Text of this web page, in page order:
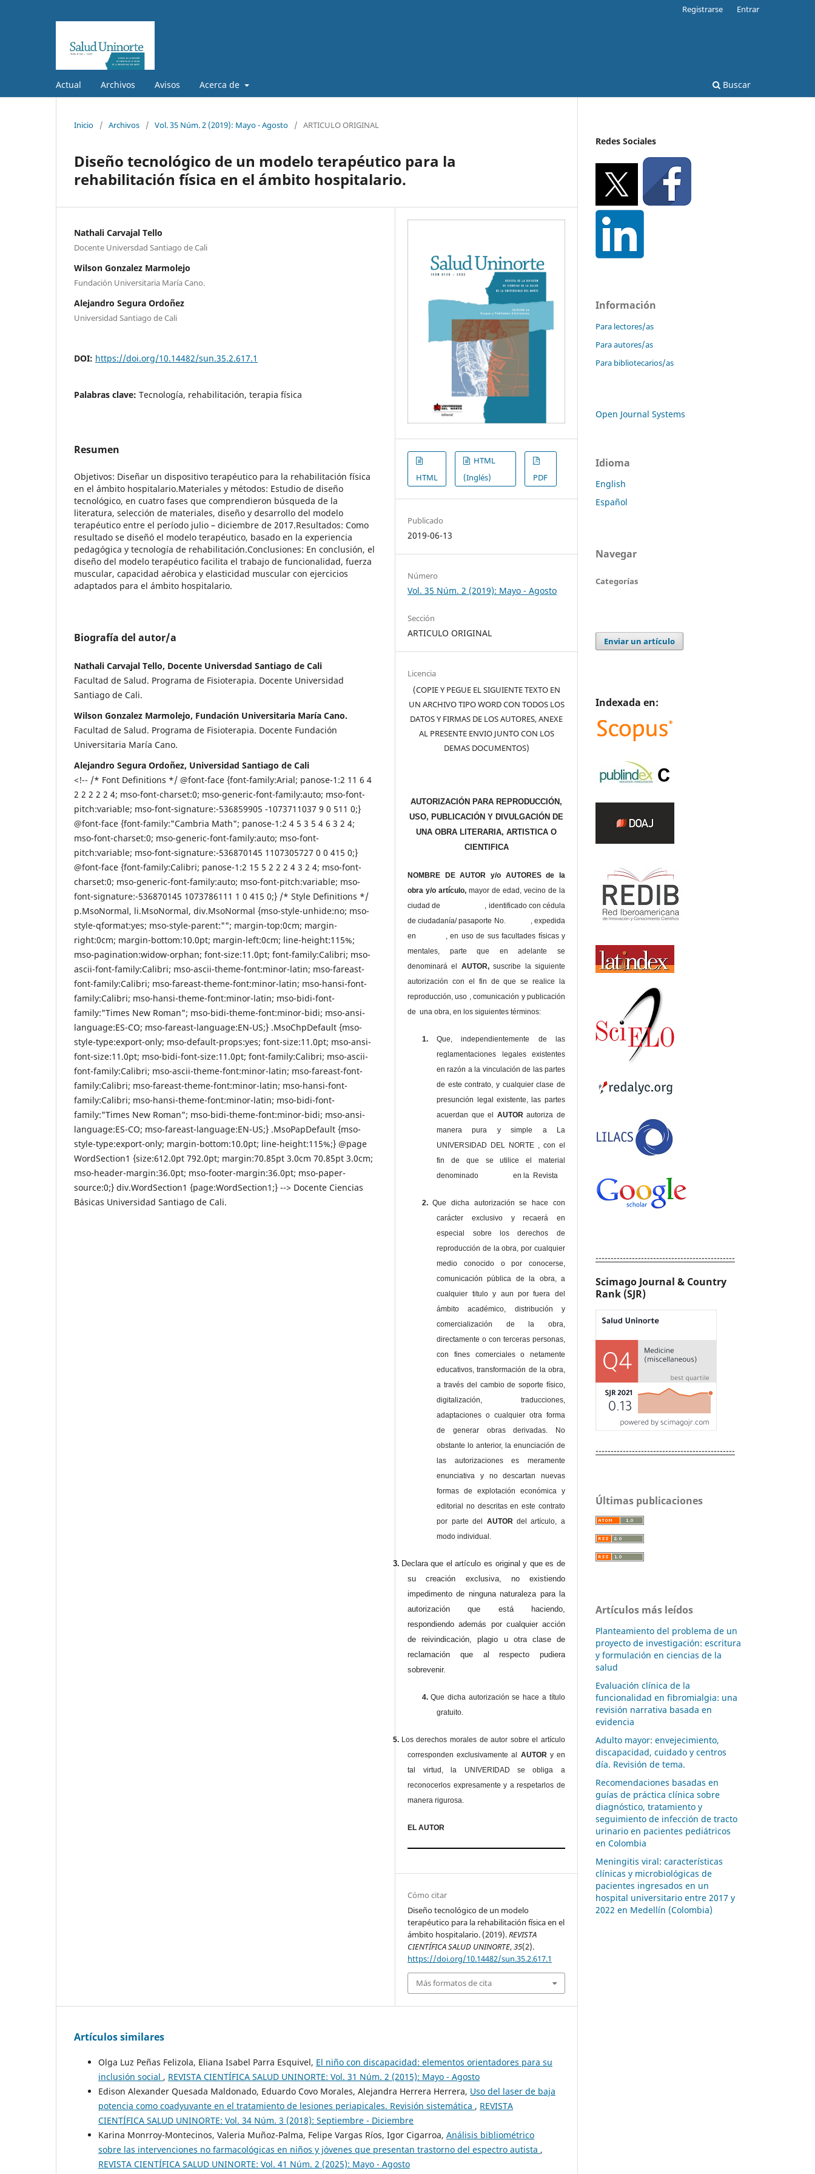
Actual Archivos Avisos Acerca de Buscar
Registrarse Entrar
Inicio / Archivos / Vol. 35 Núm. 2 (2019): Mayo - Agosto / ARTICULO ORIGINAL
Diseño tecnológico de un modelo terapéutico para la
rehabilitación física en el ámbito hospitalario.
Nathali Carvajal Tello
Docente Universdad Santiago de Cali
Wilson Gonzalez Marmolejo
Fundación Universitaria María Cano.
Alejandro Segura Ordoñez
Universidad Santiago de Cali
DOI: https://doi.org/10.14482/sun.35.2.617.1
Palabras clave: Tecnología, rehabilitación, terapia física
Resumen
Objetivos: Diseñar un dispositivo terapéutico para la rehabilitación física
en el ámbito hospitalario.Materiales y métodos: Estudio de diseño
tecnológico, en cuatro fases que comprendieron búsqueda de la
literatura, selección de materiales, diseño y desarrollo del modelo
terapéutico entre el período julio – diciembre de 2017.Resultados: Como
resultado se diseñó el modelo terapéutico, basado en la experiencia
pedagógica y tecnología de rehabilitación.Conclusiones: En conclusión, el
diseño del modelo terapéutico facilita el trabajo de funcionalidad, fuerza
muscular, capacidad aérobica y elasticidad muscular con ejercicios
adaptados para el ámbito hospitalario.
Biografía del autor/a
Nathali Carvajal Tello, Docente Universdad Santiago de Cali
Facultad de Salud. Programa de Fisioterapia. Docente Universidad
Santiago de Cali.
Wilson Gonzalez Marmolejo, Fundación Universitaria María Cano.
Facultad de Salud. Programa de Fisioterapia. Docente Fundación
Universitaria María Cano.
Alejandro Segura Ordoñez, Universidad Santiago de Cali
<!-- /* Font Definitions */ @font-face {font-family:Arial; panose-1:2 11 6 4
2 2 2 2 2 4; mso-font-charset:0; mso-generic-font-family:auto; mso-font-
pitch:variable; mso-font-signature:-536859905 -1073711037 9 0 511 0;}
@font-face {font-family:"Cambria Math"; panose-1:2 4 5 3 5 4 6 3 2 4;
mso-font-charset:0; mso-generic-font-family:auto; mso-font-
pitch:variable; mso-font-signature:-536870145 1107305727 0 0 415 0;}
@font-face {font-family:Calibri; panose-1:2 15 5 2 2 2 4 3 2 4; mso-font-
charset:0; mso-generic-font-family:auto; mso-font-pitch:variable; mso-
font-signature:-536870145 1073786111 1 0 415 0;} /* Style Definitions */
p.MsoNormal, li.MsoNormal, div.MsoNormal {mso-style-unhide:no; mso-
style-qformat:yes; mso-style-parent:""; margin-top:0cm; margin-
right:0cm; margin-bottom:10.0pt; margin-left:0cm; line-height:115%;
mso-pagination:widow-orphan; font-size:11.0pt; font-family:Calibri; mso-
ascii-font-family:Calibri; mso-ascii-theme-font:minor-latin; mso-fareast-
font-family:Calibri; mso-fareast-theme-font:minor-latin; mso-hansi-font-
family:Calibri; mso-hansi-theme-font:minor-latin; mso-bidi-font-
family:"Times New Roman"; mso-bidi-theme-font:minor-bidi; mso-ansi-
language:ES-CO; mso-fareast-language:EN-US;} .MsoChpDefault {mso-
style-type:export-only; mso-default-props:yes; font-size:11.0pt; mso-ansi-
font-size:11.0pt; mso-bidi-font-size:11.0pt; font-family:Calibri; mso-ascii-
font-family:Calibri; mso-ascii-theme-font:minor-latin; mso-fareast-font-
family:Calibri; mso-fareast-theme-font:minor-latin; mso-hansi-font-
family:Calibri; mso-hansi-theme-font:minor-latin; mso-bidi-font-
family:"Times New Roman"; mso-bidi-theme-font:minor-bidi; mso-ansi-
language:ES-CO; mso-fareast-language:EN-US;} .MsoPapDefault {mso-
style-type:export-only; margin-bottom:10.0pt; line-height:115%;} @page
WordSection1 {size:612.0pt 792.0pt; margin:70.85pt 3.0cm 70.85pt 3.0cm;
mso-header-margin:36.0pt; mso-footer-margin:36.0pt; mso-paper-
source:0;} div.WordSection1 {page:WordSection1;} --> Docente Ciencias
Básicas Universidad Santiago de Cali.
HTML
HTML
(Inglés)
PDF
Publicado
2019-06-13
Número
Vol. 35 Núm. 2 (2019): Mayo - Agosto
Sección
ARTICULO ORIGINAL
Licencia
(COPIE Y PEGUE EL SIGUIENTE TEXTO EN
UN ARCHIVO TIPO WORD CON TODOS LOS
DATOS Y FIRMAS DE LOS AUTORES, ANEXE
AL PRESENTE ENVIO JUNTO CON LOS
DEMAS DOCUMENTOS)
AUTORIZACIÓN PARA REPRODUCCIÓN,
USO, PUBLICACIÓN Y DIVULGACIÓN DE
UNA OBRA LITERARIA, ARTISTICA O
CIENTIFICA
NOMBRE DE AUTOR y/o AUTORES de la
obra y/o artículo,mayor de edad, vecino de la
ciudad de , identificado con cédula
de ciudadanía/ pasaporte No. , expedida
en , en uso de sus facultades físicas y
mentales, parte que en adelante se
denominará el AUTOR,suscribe la siguiente
autorización con el fin de que se realice la
reproducción, uso , comunicación y publicación
de una obra, en los siguientes términos:
1.
Que, independientemente de las
reglamentaciones legales existentes
en razón a la vinculación de las partes
de este contrato, y cualquier clase de
presunción legal existente, las partes
acuerdan que el AUTORautoriza de
manera pura y simple a La
UNIVERSIDAD DEL NORTE , con el
fin de que se utilice el material
denominado en la Revista
2. Que dicha autorización se hace con
carácter exclusivo y recaerá en
especial sobre los derechos de
reproducción de la obra, por cualquier
medio conocido o por conocerse,
comunicación pública de la obra, a
cualquier titulo y aun por fuera del
ámbito académico, distribución y
comercialización de la obra,
directamente o con terceras personas,
con fines comerciales o netamente
educativos, transformación de la obra,
a través del cambio de soporte físico,
digitalización, traducciones,
adaptaciones o cualquier otra forma
de generar obras derivadas. No
obstante lo anterior, la enunciación de
las autorizaciones es meramente
enunciativa y no descartan nuevas
formas de explotación económica y
editorial no descritas en este contrato
por parte del AUTOR del artículo, a
modo individual.
3. Declara que el artículo es original y que es de
su creación exclusiva, no existiendo
impedimento de ninguna naturaleza para la
autorización que está haciendo,
respondiendo además por cualquier acción
de reivindicación, plagio u otra clase de
reclamación que al respecto pudiera
sobrevenir.
4. Que dicha autorización se hace a título
gratuito.
5. Los derechos morales de autor sobre el artículo
corresponden exclusivamente al AUTOR y en
tal virtud, la UNIVERIDAD se obliga a
reconocerlos expresamente y a respetarlos de
manera rigurosa.
EL AUTOR
Cómo citar
Diseño tecnológico de un modelo
terapéutico para la rehabilitación física en el
ámbito hospitalario. (2019).REVISTA
CIENTÍFICA SALUD UNINORTE,35(2).
https://doi.org/10.14482/sun.35.2.617.1
Más formatos de cita
Artículos similares
Olga Luz Peñas Felizola, Eliana Isabel Parra Esquivel, El niño con discapacidad: elementos orientadores para su
inclusión social , REVISTA CIENTÍFICA SALUD UNINORTE: Vol. 31 Núm. 2 (2015): Mayo - Agosto
Edison Alexander Quesada Maldonado, Eduardo Covo Morales, Alejandra Herrera Herrera, Uso del laser de baja
potencia como coadyuvante en el tratamiento de lesiones periapicales. Revisión sistemática , REVISTA
CIENTÍFICA SALUD UNINORTE: Vol. 34 Núm. 3 (2018): Septiembre - Diciembre
Karina Monrroy-Montecinos, Valeria Muñoz-Palma, Felipe Vargas Ríos, Igor Cigarroa, Análisis bibliométrico
sobre las intervenciones no farmacológicas en niños y jóvenes que presentan trastorno del espectro autista ,
REVISTA CIENTÍFICA SALUD UNINORTE: Vol. 41 Núm. 2 (2025): Mayo - Agosto
Redes Sociales
Información
Para lectores/as
Para autores/as
Para bibliotecarios/as
Open Journal Systems
Idioma
English
Español
Navegar
Categorías
Enviar un artículo
Indexada en:
----------------------------------------------
Scimago Journal & Country
Rank (SJR)
----------------------------------------------
Últimas publicaciones
Artículos más leídos
Planteamiento del problema de un
proyecto de investigación: escritura
y formulación en ciencias de la
salud
Evaluación clínica de la
funcionalidad en fibromialgia: una
revisión narrativa basada en
evidencia
Adulto mayor: envejecimiento,
discapacidad, cuidado y centros
día. Revisión de tema.
Recomendaciones basadas en
guías de práctica clínica sobre
diagnóstico, tratamiento y
seguimiento de infección de tracto
urinario en pacientes pediátricos
en Colombia
Meningitis viral: características
clínicas y microbiológicas de
pacientes ingresados en un
hospital universitario entre 2017 y
2022 en Medellín (Colombia)